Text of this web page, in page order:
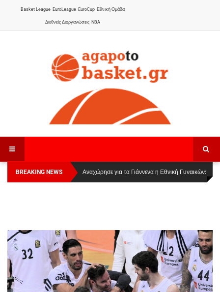
Basket League EuroLeague EuroCup Εθνική Ομάδα
Διεθνείς Διοργανώσεις NBA
BREAKING NEWS
Οι Πάνθηρες Καβάλας στην Women Basketball
League 1
Αναχώρησε για τα Γιάννενα η Εθνική Γυναικών: